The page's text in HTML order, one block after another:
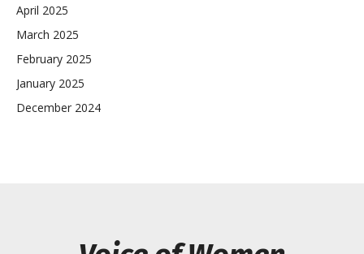
April 2025
March 2025
February 2025
January 2025
December 2024